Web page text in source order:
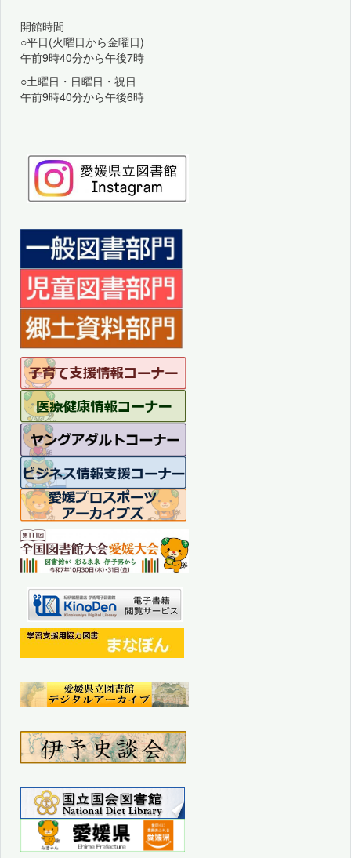
開館時間
○平日(火曜日から金曜日)
午前9時40分から午後7時
○土曜日・日曜日・祝日
午前9時40分から午後6時